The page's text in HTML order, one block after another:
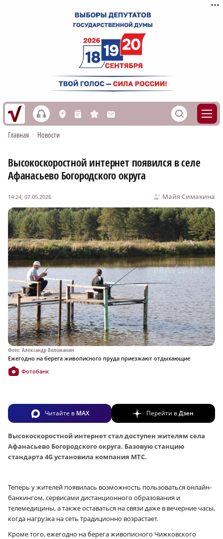
h L n s M S
Главная • Новости
Высокоскоростной интернет появился в селе
Афанасьево Богородского округа
Майя Симакина
14:24, 07.05.2026
Фото: Александр Воложанин
Ежегодно на берега живописного пруда приезжают отдыхающие
Фотобанк
Читайте в MAX Перейти вДзен
Высокоскоростной интернет стал доступен жителям села
Афанасьево Богородского округа. Базовую станцию
стандарта 4G установила компания МТС.
Теперь у жителей появилась возможность пользоваться онлайн-
банкингом, сервисами дистанционного образования и
телемедицины, а также оставаться на связи даже в вечерние часы,
когда нагрузка на сеть традиционно возрастает.
Кроме того, ежегодно на берега живописного Чижковского